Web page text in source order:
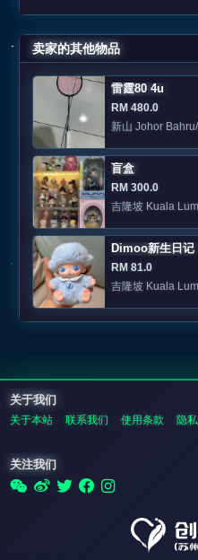
卖家的其他物品
雷霆80 4u
RM 480.0
盲盒
RM 300.0
Dimoo新生日记
RM 81.0
关于我们
关于本站 联系我们 使用条款 隐
关注我们